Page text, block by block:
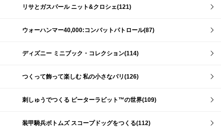
リサとガスパール ニット&クロシェ(121)
ウォーハンマー40,000:コンバットパトロール(87)
ディズニー ミニブック・コレクション(114)
つくって飾って楽しむ 私の小さなパリ(126)
刺しゅうでつくる ピーターラビット™の世界(109)
装甲騎兵ボトムズ スコープドッグをつくる(112)